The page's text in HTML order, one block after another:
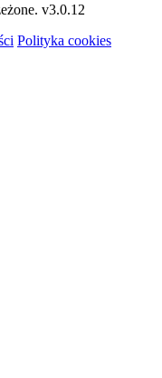
v3.0.12
Polityka cookies